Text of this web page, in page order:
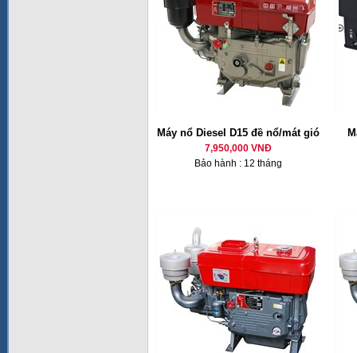
Máy nổ Diesel D15 đề nổ/mát gió
7,950,000 VNĐ
Bảo hành : 12 tháng